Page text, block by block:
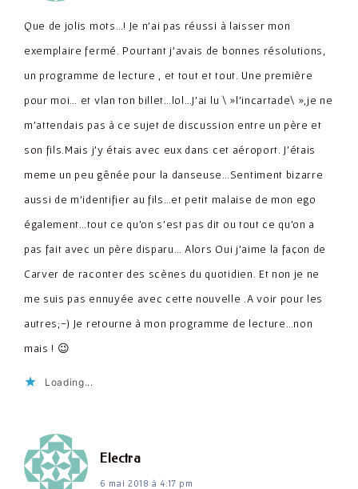
Que de jolis mots…! Je n'ai pas réussi à laisser mon
exemplaire fermé. Pourtant j'avais de bonnes résolutions,
un programme de lecture , et tout et tout. Une première
pour moi… et vlan ton billet…lol…J'ai lu \ »l'incartade\ »,je ne
m'attendais pas à ce sujet de discussion entre un père et
son fils.Mais j'y étais avec eux dans cet aéroport. J'étais
meme un peu gênée pour la danseuse…Sentiment bizarre
aussi de m'identifier au fils…et petit malaise de mon ego
également…tout ce qu'on s'est pas dit ou tout ce qu'on a
pas fait avec un père disparu… Alors Oui j'aime la façon de
Carver de raconter des scènes du quotidien. Et non je ne
me suis pas ennuyée avec cette nouvelle .A voir pour les
autres;-) Je retourne à mon programme de lecture…non
mais ! 😉
Loading...
Electradit :
6 mai 2018 à 4:17 pm